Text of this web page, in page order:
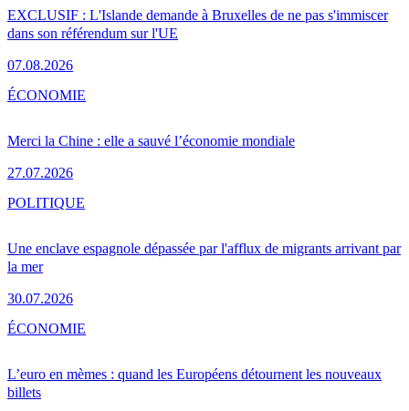
EXCLUSIF : L'Islande demande à Bruxelles de ne pas s'immiscer
dans son référendum sur l'UE
07.08.2026
Merci la Chine : elle a sauvé l’économie mondiale
27.07.2026
ÉCONOMIE
Une enclave espagnole dépassée par l'afflux de migrants arrivant par
la mer
30.07.2026
POLITIQUE
L’euro en mèmes : quand les Européens détournent les nouveaux
billets
ÉCONOMIE